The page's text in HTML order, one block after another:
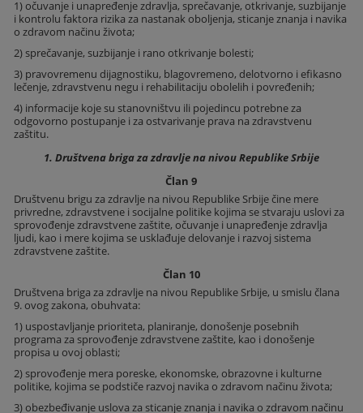
1) očuvanje i unapređenje zdravlja, sprečavanje, otkrivanje, suzbijanje
i kontrolu faktora rizika za nastanak oboljenja, sticanje znanja i navika
o zdravom načinu života;
2) sprečavanje, suzbijanje i rano otkrivanje bolesti;
3) pravovremenu dijagnostiku, blagovremeno, delotvorno i efikasno
lečenje, zdravstvenu negu i rehabilitaciju obolelih i povređenih;
4) informacije koje su stanovništvu ili pojedincu potrebne za
odgovorno postupanje i za ostvarivanje prava na zdravstvenu
zaštitu.
1. Društvena briga za zdravlje na nivou Republike Srbije
Član 9
Društvenu brigu za zdravlje na nivou Republike Srbije čine mere
privredne, zdravstvene i socijalne politike kojima se stvaraju uslovi za
sprovođenje zdravstvene zaštite, očuvanje i unapređenje zdravlja
ljudi, kao i mere kojima se usklađuje delovanje i razvoj sistema
zdravstvene zaštite.
Član 10
Društvena briga za zdravlje na nivou Republike Srbije, u smislu člana
9. ovog zakona, obuhvata:
1) uspostavljanje prioriteta, planiranje, donošenje posebnih
programa za sprovođenje zdravstvene zaštite, kao i donošenje
propisa u ovoj oblasti;
2) sprovođenje mera poreske, ekonomske, obrazovne i kulturne
politike, kojima se podstiče razvoj navika o zdravom načinu života;
3) obezbeđivanje uslova za sticanje znanja i navika o zdravom načinu